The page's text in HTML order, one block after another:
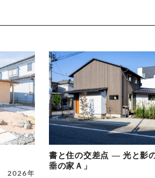
2026年
書と住の交差点 ― 光と影
垂の家Ａ」